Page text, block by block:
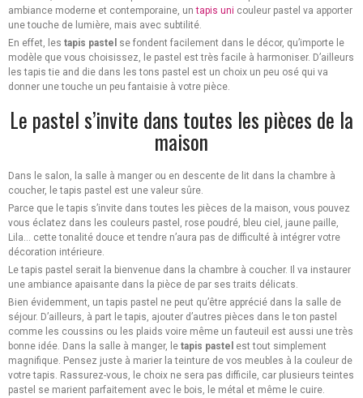
ambiance moderne et contemporaine, untapis uni couleur pastel va apporter
une touche de lumière, mais avec subtilité.
En effet, les tapis pastel se fondent facilement dans le décor, qu’importe le
modèle que vous choisissez, le pastel est très facile à harmoniser. D’ailleurs
les tapis tie and die dans les tons pastel est un choix un peu osé qui va
donner une touche un peu fantaisie à votre pièce.
Le pastel s’invite dans toutes les pièces de la
maison
Dans le salon, la salle à manger ou en descente de lit dans la chambre à
coucher, le tapis pastel est une valeur sûre.
Parce que le tapis s’invite dans toutes les pièces de la maison, vous pouvez
vous éclatez dans les couleurs pastel, rose poudré, bleu ciel, jaune paille,
Lila… cette tonalité douce et tendre n’aura pas de difficulté à intégrer votre
décoration intérieure.
Le tapis pastel serait la bienvenue dans la chambre à coucher. Il va instaurer
une ambiance apaisante dans la pièce de par ses traits délicats.
Bien évidemment, un tapis pastel ne peut qu’être apprécié dans la salle de
séjour. D’ailleurs, à part le tapis, ajouter d’autres pièces dans le ton pastel
comme les coussins ou les plaids voire même un fauteuil est aussi une très
bonne idée. Dans la salle à manger, le tapis pastel est tout simplement
magnifique. Pensez juste à marier la teinture de vos meubles à la couleur de
votre tapis. Rassurez-vous, le choix ne sera pas difficile, car plusieurs teintes
pastel se marient parfaitement avec le bois, le métal et même le cuire.